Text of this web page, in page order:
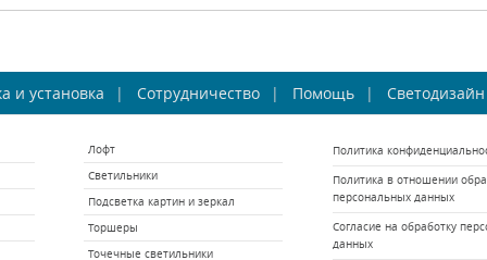
Inodesign
Floor Lamp 41077
КУПИТЬ
Торшер ST Luce
Bastoncino SL429.405.03
В наличии 2 шт.
КУПИТЬ
Sconce
и установка Сотрудничество Помощь Светодизайн
Лофт
Светильники
Подсветка картин и зеркал
Торшеры
Точечные светильники
Политика
Политика в отношении
персональных данных
Согласие на обработку
данных